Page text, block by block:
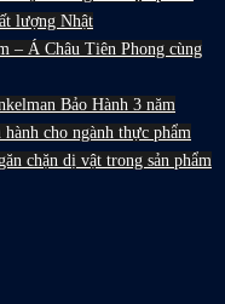
lượng Nhật
– Á Châu Tiên Phong cùng
Bảo Hành 3 năm
cho ngành thực phẩm
chặn dị vật trong sản phẩm